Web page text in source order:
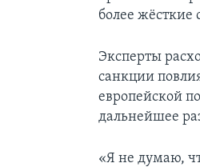
более жёсткие
Эксперты
санкции
европейской
дальнейшее
«Я не думаю,